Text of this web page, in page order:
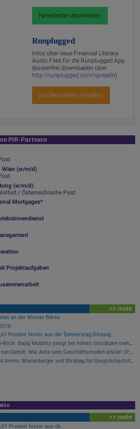
Newsletter abonnieren
Runplugged
Infos über neue Financial Literacy
Audio Files für die Runplugged App
(kostenfrei downloaden über
http://runplugged.com/spreadit)
per Newsletter erhalten
PIR-Partnern
Wien (w/m/d)
(w/m/d)
/ Österreichische Post
Mortgages*
Projektaufgaben
>> mehr
an der Wiener Börse
Prozent fester aus der Donnerstag-Sitzung
Wiener Börse Nebenwerte-Blick: Bajaj Mobility steigt bei hohen Umsätzen mehr als 10 Prozent
Zehn Vokabeln für ein Börsen-Debüt: Wie Asta sein Geschäftsmodell erklärt (Podcast)
Wie VIG, AT&S, Lenzing, CA Immo, Wienerberger und Strabag für Gesprächsstoff im ATX sorgten
>> mehr
Prozent fester aus de...